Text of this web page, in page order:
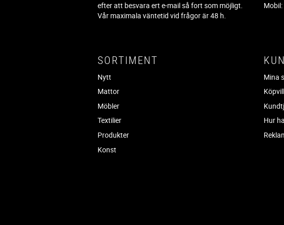
efter att besvara ert e-mail så fort som möjligt.
Vår maximala väntetid vid frågor är 48 h.
SORTIMENT
Nytt
Mattor
Möbler
Textilier
Produkter
Konst
Mina
Hur